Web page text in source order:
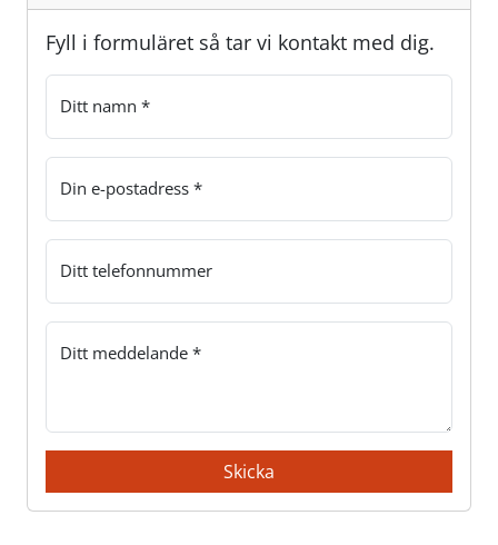
Fyll i formuläret så tar vi kontakt med dig.
Ditt namn *
Din e-postadress *
Ditt telefonnummer
Ditt meddelande *
Skicka